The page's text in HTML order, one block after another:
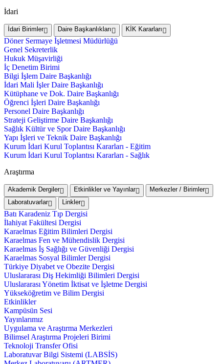
İdari
İdari Birimler Daire Başkanlıkları KİK Kararları
Döner Sermaye İşletmesi Müdürlüğü
Genel Sekreterlik
Hukuk Müşavirliği
İç Denetim Birimi
Bilgi İşlem Daire Başkanlığı
İdari Mali İşler Daire Başkanlığı
Kütüphane ve Dok. Daire Başkanlığı
Öğrenci İşleri Daire Başkanlığı
Personel Daire Başkanlığı
Strateji Geliştirme Daire Başkanlığı
Sağlık Kültür ve Spor Daire Başkanlığı
Yapı İşleri ve Teknik Daire Başkanlığı
Kurum İdari Kurul Toplantısı Kararları - Eğitim
Kurum İdari Kurul Toplantısı Kararları - Sağlık
Araştırma
Akademik Dergiler Etkinlikler ve Yayınlar
Merkezler / Birimler
Laboratuvarlar
Linkler
Batı Karadeniz Tıp Dergisi
İlahiyat Fakültesi Dergisi
Karaelmas Eğitim Bilimleri Dergisi
Karaelmas Fen ve Mühendislik Dergisi
Karaelmas İş Sağlığı ve Güvenliği Dergisi
Karaelmas Sosyal Bilimler Dergisi
Türkiye Diyabet ve Obezite Dergisi
Uluslararası Diş Hekimliği Bilimleri Dergisi
Uluslararası Yönetim İktisat ve İşletme Dergisi
Yükseköğretim ve Bilim Dergisi
Etkinlikler
Kampüsün Sesi
Yayınlarımız
Uygulama ve Araştırma Merkezleri
Bilimsel Araştırma Projeleri Birimi
Teknoloji Transfer Ofisi
Laboratuvar Bilgi Sistemi (LABSİS)